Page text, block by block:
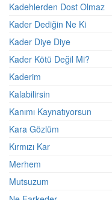
Kadehlerden Dost Olmaz
Kader Dediğin Ne Ki
Kader Diye Diye
Kader Kötü Değil Mi?
Kaderim
Kalabilirsin
Kanımı Kaynatıyorsun
Kara Gözlüm
Kırmızı Kar
Merhem
Mutsuzum